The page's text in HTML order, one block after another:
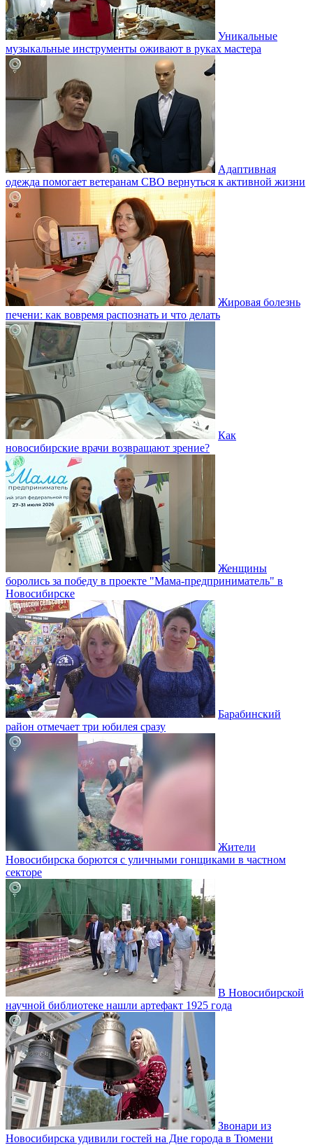
Уникальные
музыкальные инструменты оживают в руках мастера
Адаптивная
одежда помогает ветеранам СВО вернуться к активной жизни
Жировая болезнь
печени: как вовремя распознать и что делать
Как
новосибирские врачи возвращают зрение?
Женщины
боролись за победу в проекте "Мама-предприниматель" в
Новосибирске
Барабинский
район отмечает три юбилея сразу
Жители
Новосибирска борются с уличными гонщиками в частном
секторе
В Новосибирской
научной библиотеке нашли артефакт 1925 года
Звонари из
Новосибирска удивили гостей на Дне города в Тюмени